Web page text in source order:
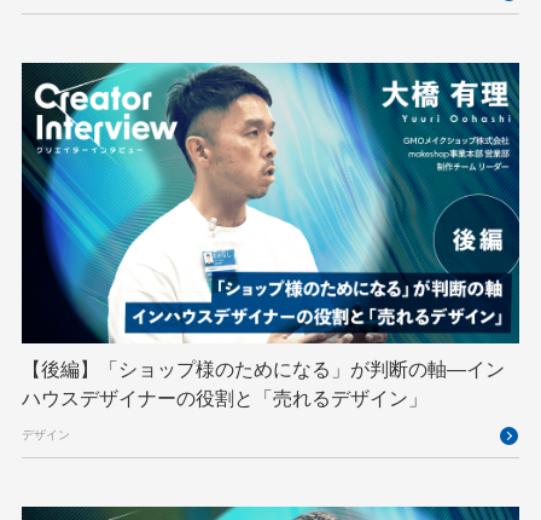
GMOコネクト GMOサイバーセキュリティ byイエラエ
GMOデジキッズ GMOブランドセキュリティ
GMOペイメントゲートウェイ GMOペパボ
GMOメイクショップ GMOメディア GMOロボッツ
GMO大会議 GMO天秤AI Go GPUクラウド
GTB Hack-1グランプリ IETF iOS
ISUCON
Java JJUG JSAI2026 K8s
Kaigi on Rails
【後編】「ショップ様のためになる」が判断の軸―イン
ハウスデザイナーの役割と「売れるデザイン」
デザイン